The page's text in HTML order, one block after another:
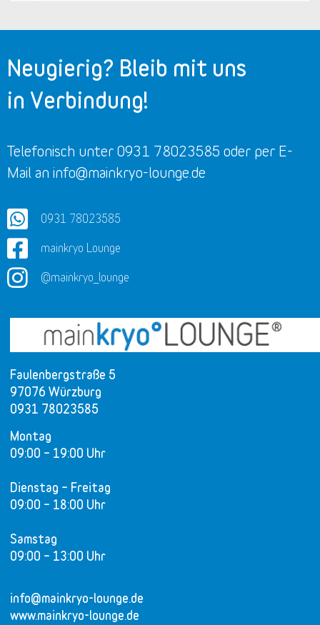
Faulenbergstraße 5
97076 Würzburg
0931 78023585
Montag
09:00 – 19:00 Uhr
Dienstag – Freitag
09:00 – 18:00 Uhr
Samstag
09:00 – 13:00 Uhr
info@mainkryo-lounge.de
www.mainkryo-lounge.de
Neugierig? Bleib mit uns
in Verbindung!
Telefonisch unter 0931 78023585 oder per E-
Mail an info@mainkryo-lounge.de
0931 78023585
mainkryo Lounge
@mainkryo_lounge